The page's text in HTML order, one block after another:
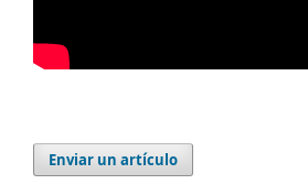
Enviar un artículo